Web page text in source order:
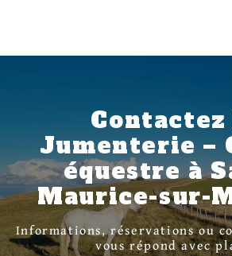
Contactez
Jumenterie –
équestre à
Maurice-sur-
Informations, réservations ou
vous répond avec